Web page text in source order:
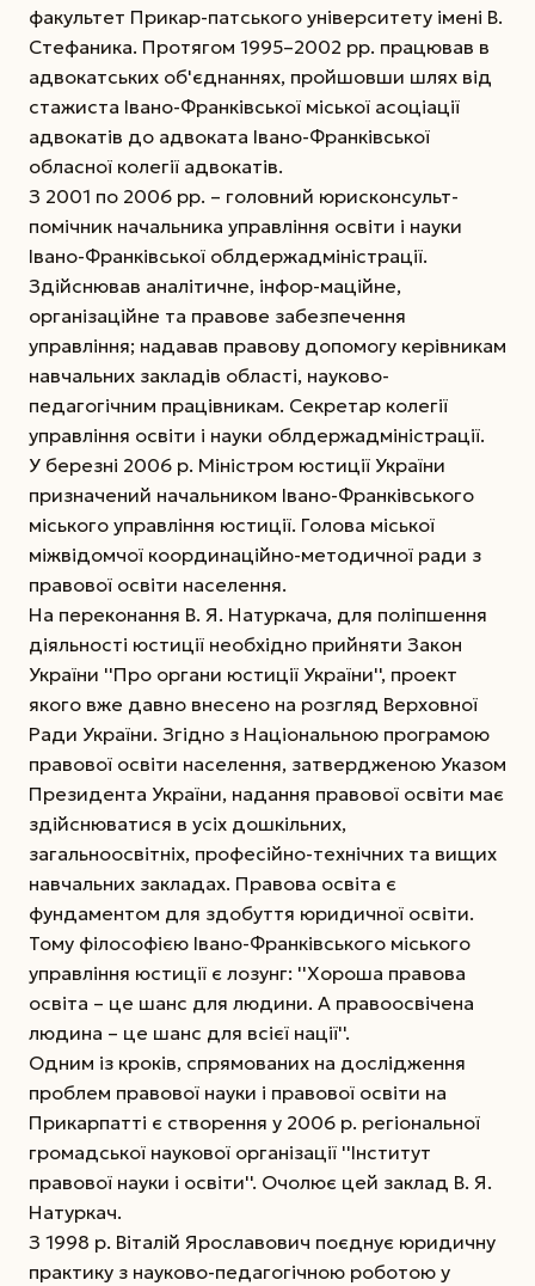
факультет Прикар-патського університету імені В.
Стефаника. Протягом 1995–2002 рр. працював в
адвокатських об'єднаннях, пройшовши шлях від
стажиста Івано-Франківської міської асоціації
адвокатів до адвоката Івано-Франківської
обласної колегії адвокатів.
З 2001 по 2006 рр. – головний юрисконсульт-
помічник начальника управління освіти і науки
Івано-Франківської облдержадміністрації.
Здійснював аналітичне, інфор-маційне,
організаційне та правове забезпечення
управління; надавав правову допомогу керівникам
навчальних закладів області, науково-
педагогічним працівникам. Cекретар колегії
управління освіти і науки облдержадміністрації.
У березні 2006 р. Міністром юстиції України
призначений начальником Івано-Франківського
міського управління юстиції. Голова міської
міжвідомчої координаційно-методичної ради з
правової освіти населення.
На переконання В. Я. Натуркача, для поліпшення
діяльності юстиції необхідно прийняти Закон
України ''Про органи юстиції України'', проект
якого вже давно внесено на розгляд Верховної
Ради України. Згідно з Національною програмою
правової освіти населення, затвердженою Указом
Президента України, надання правової освіти має
здійснюватися в усіх дошкільних,
загальноосвітніх, професійно-технічних та вищих
навчальних закладах. Правова освіта є
фундаментом для здобуття юридичної освіти.
Тому філософією Івано-Франківського міського
управління юстиції є лозунг: ''Хороша правова
освіта – це шанс для людини. А правоосвічена
людина – це шанс для всієї нації''.
Одним із кроків, спрямованих на дослідження
проблем правової науки і правової освіти на
Прикарпатті є створення у 2006 р. регіональної
громадської наукової організації ''Інститут
правової науки і освіти''. Очолює цей заклад В. Я.
Натуркач.
З 1998 р. Віталій Ярославович поєднує юридичну
практику з науково-педагогічною роботою у